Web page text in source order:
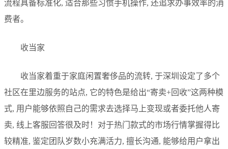
流程具备标准化, 适合那些习惯手机操作, 还追求办事效率的消
费者。
收当家
收当家着重于家庭闲置奢侈品的流转, 于深圳设定了多个
社区在里边服务的站点, 它的特色是给出“寄卖+回收”这两种模
式, 用户能够依照自己的需求去选择马上变现或者委托他人寄
卖, 线上客服回答很及时！对于热门款式的市场行情掌握得比
较精准, 鉴定团队岁数小充满活力, 擅长沟通, 能够给用户拿出